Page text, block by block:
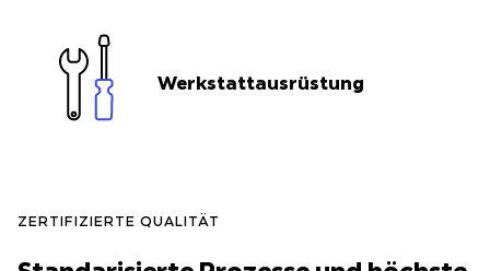
Werkstattausrüstung
ZERTIFIZIERTE QUALITÄT